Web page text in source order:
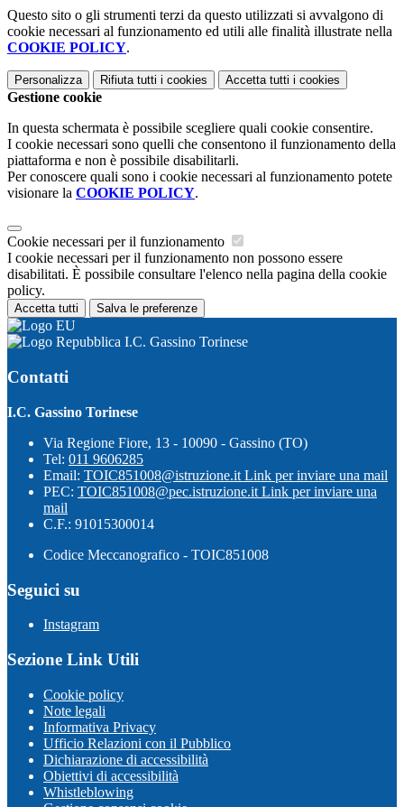
Questo sito o gli strumenti terzi da questo utilizzati si avvalgono di
cookie necessari al funzionamento ed utili alle finalità illustrate nella
COOKIE POLICY.
Personalizza Rifiuta tutti i cookies Accetta tutti i cookies
Gestione cookie
In questa schermata è possibile scegliere quali cookie consentire.
I cookie necessari sono quelli che consentono il funzionamento della
piattaforma e non è possibile disabilitarli.
Per conoscere quali sono i cookie necessari al funzionamento potete
visionare la COOKIE POLICY.
Cookie necessari per il funzionamento
I cookie necessari per il funzionamento non possono essere
disabilitati. È possibile consultare l'elenco nella pagina della cookie
policy.
Accetta tutti Salva le preferenze
I.C. Gassino Torinese
Contatti
I.C. Gassino Torinese
Via Regione Fiore, 13 - 10090 - Gassino (TO)
Tel: 011 9606285
Email: TOIC851008@istruzione.it Link per inviare una mail
PEC: TOIC851008@pec.istruzione.it Link per inviare una
mail
C.F.: 91015300014
Codice Meccanografico - TOIC851008
Seguici su
Instagram
Sezione Link Utili
Cookie policy
Note legali
Informativa Privacy
Ufficio Relazioni con il Pubblico
Dichiarazione di accessibilità
Obiettivi di accessibilità
Whistleblowing